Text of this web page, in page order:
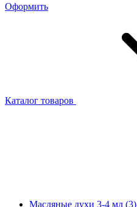
Оформить
Каталог товаров
Масляные духи 3-4 мл (3)